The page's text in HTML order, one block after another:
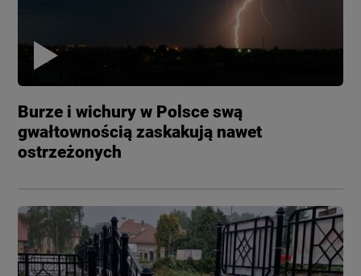
Burze i wichury w Polsce swą
gwałtownością zaskakują nawet
ostrzeżonych